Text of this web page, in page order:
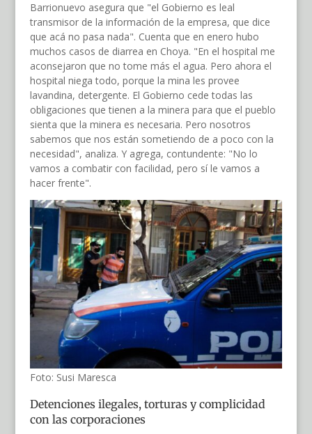
Barrionuevo asegura que "el Gobierno es leal
transmisor de la información de la empresa, que dice
que acá no pasa nada". Cuenta que en enero hubo
muchos casos de diarrea en Choya. "En el hospital me
aconsejaron que no tome más el agua. Pero ahora el
hospital niega todo, porque la mina les provee
lavandina, detergente. El Gobierno cede todas las
obligaciones que tienen a la minera para que el pueblo
sienta que la minera es necesaria. Pero nosotros
sabemos que nos están sometiendo de a poco con la
necesidad", analiza. Y agrega, contundente: "No lo
vamos a combatir con facilidad, pero sí le vamos a
hacer frente".
Foto: Susi Maresca
Detenciones ilegales, torturas y complicidad
con las corporaciones